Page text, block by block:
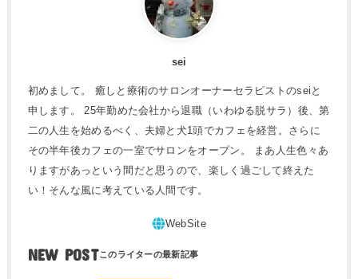
sei
初めまして。 癒しと療術のサロンオーナーセラピストのseiと
申します。 25年勤めた会社から退職（いわゆる脱サラ）後、第
二の人生を始めるべく、夫婦と犬1頭でカフェを経営。さらに
その半年後カフェの一室でサロンをオープン。 まあ人生色々あ
りますがあっという間だと思うので、楽しく過ごして終えた
い！そんな風に考えている人間です。
NEW POST